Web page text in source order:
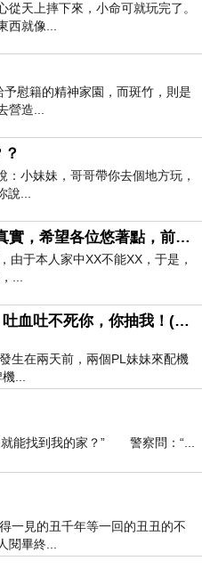
天上摔下來，小命可就玩完了。
西就像...
慰籍的精神家園，而斑竹，則是
營造...
小妹妹，哥哥帶你去個地方玩，
...
我兩次XX未遂的經歷，絕對真實，希望各位悠著點，前車可...
由于本人家中XX不能XX，于是，
...
兩PLMM買電腦對話全過程，吐血吐不死你，你抽我！(真...
生在兩天前，兩個PL妹妹來配機
...
就能找到我的家？” 警察問：“...
一見的丑千年等一回的丑丑的不
閱畢終...